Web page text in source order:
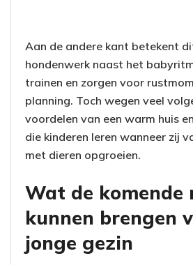
Aan de andere kant betekent
hondenwerk naast het
trainen en zorgen voor
planning. Toch wegen veel
voordelen van een warm huis
die kinderen leren wanneer zij
met dieren opgroeien.
Wat de komende
kunnen brengen
jonge gezin